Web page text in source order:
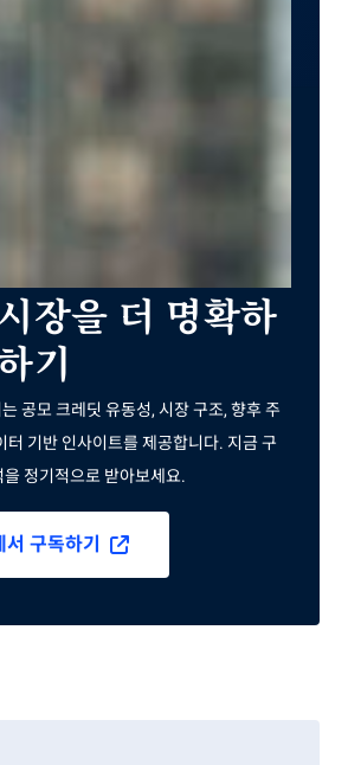
장을 더 명확하
기
공모 크레딧 유동성, 시장 구조, 향후 주
터 기반 인사이트를 제공합니다. 지금 구
정기적으로 받아보세요.
구독하기